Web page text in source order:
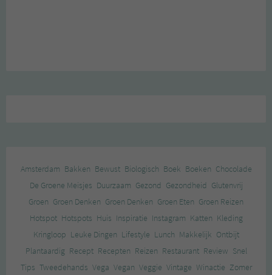
Amsterdam Bakken Bewust Biologisch Boek Boeken Chocolade
De Groene Meisjes Duurzaam Gezond Gezondheid Glutenvrij
Groen Groen Denken Groen Denken Groen Eten Groen Reizen
Hotspot Hotspots Huis Inspiratie Instagram Katten Kleding
Kringloop Leuke Dingen Lifestyle Lunch Makkelijk Ontbijt
Plantaardig Recept Recepten Reizen Restaurant Review Snel
Tips Tweedehands Vega Vegan Veggie Vintage Winactie Zomer